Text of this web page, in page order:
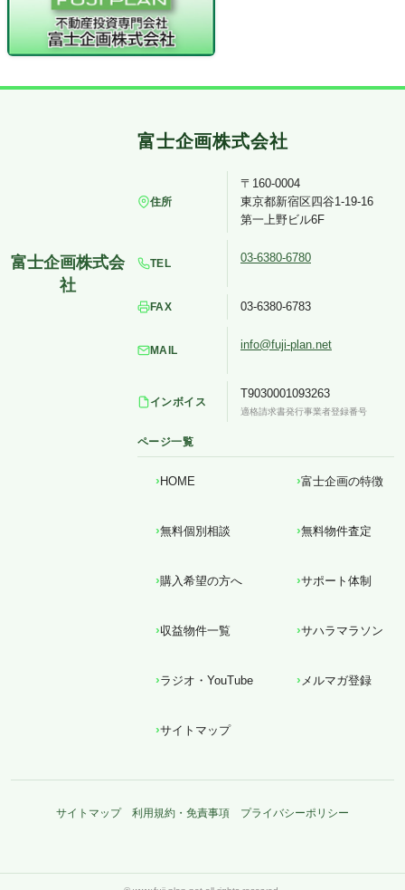
住所
〒160-0004
東京都新宿区四谷1-19-16
第一上野ビル6F
TEL 03-6380-6780
FAX 03-6380-6783
MAIL info@fuji-plan.net
インボイス
T9030001093263
適格請求書発行事業者登録番号
ページ一覧
HOME 富士企画の特徴
無料個別相談 無料物件査定
購入希望の方へ サポート体制
収益物件一覧 サハラマラソン
ラジオ・YouTube メルマガ登録
サイトマップ
サイトマップ 利用規約・免責事項 プライバシーポリシー